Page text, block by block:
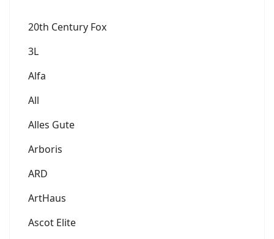
20th Century Fox
3L
Alfa
All
Alles Gute
Arboris
ARD
ArtHaus
Ascot Elite